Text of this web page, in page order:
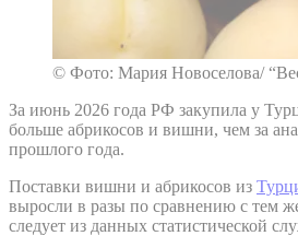
© Фото: Мария Новоселова/
За июнь 2026 года РФ закупила у
больше абрикосов и вишни, чем за
прошлого года.
Поставки вишни и абрикосов из
выросли в разы по сравнению с тем
следует из данных статистической